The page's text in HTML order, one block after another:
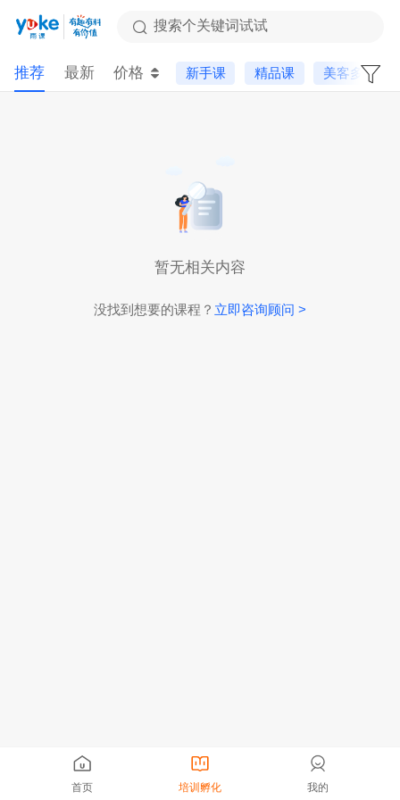
搜索个关键词试试
推荐 最新 价格 新手课 精品课 美客多
暂无相关内容
没找到想要的课程？ 立即咨询顾问 >
首页 培训孵化 我的